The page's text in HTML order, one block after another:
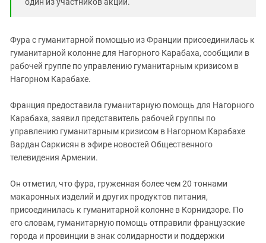
Фура с гуманитарной помощью из Франции присоединилась к
гуманитарной колонне для Нагорного Карабаха, сообщили в
рабочей группе по управлению гуманитарным кризисом в
Нагорном Карабахе.
Франция предоставила гуманитарную помощь для Нагорного
Карабаха, заявил представитель рабочей группы по
управлению гуманитарным кризисом в Нагорном Карабахе
Вардан Саркисян в эфире новостей Общественного
телевидения Армении.
Он отметил, что фура, груженная более чем 20 тоннами
макаронных изделий и других продуктов питания,
присоединилась к гуманитарной колонне в Корнидзоре. По
его словам, гуманитарную помощь отправили французские
города и провинции в знак солидарности и поддержки